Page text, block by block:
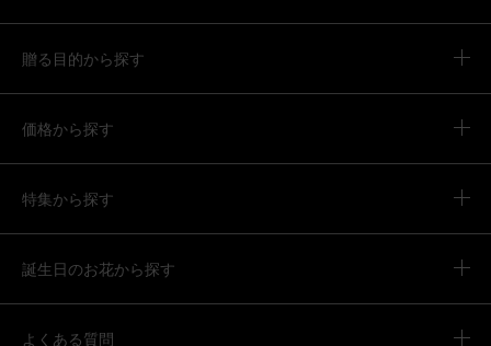
贈る目的から探す
価格から探す
特集から探す
誕生日のお花から探す
よくある質問